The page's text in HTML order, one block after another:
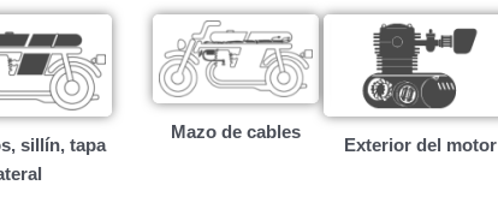
sillín, tapa
Mazo de cables
Exterior del motor